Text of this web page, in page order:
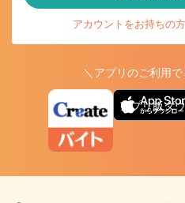
アカウントをお持ちの
＼アプリのご利用
アプリ版ダ